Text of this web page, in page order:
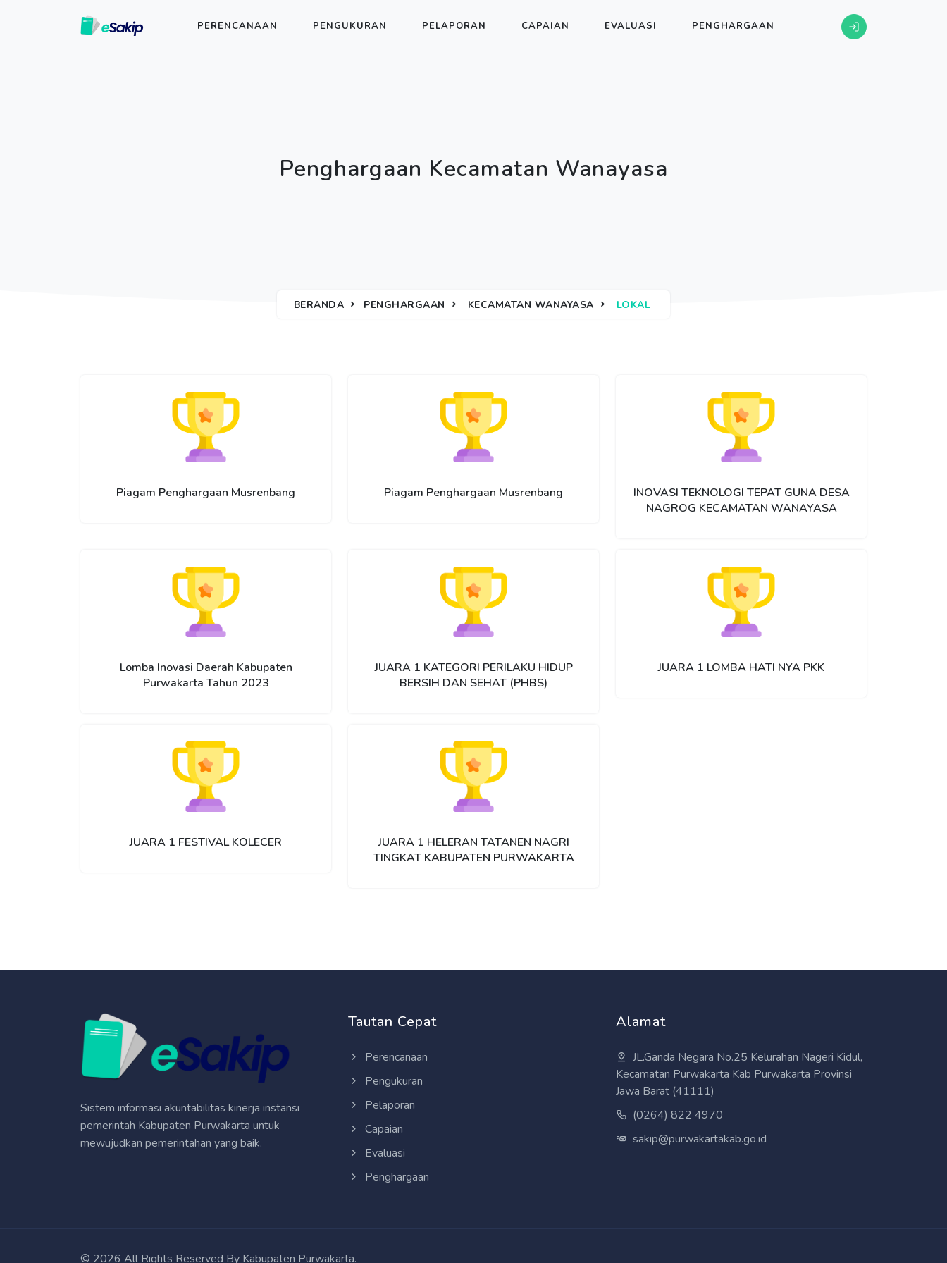
PERENCANAAN PENGUKURAN PELAPORAN CAPAIAN EVALUASI PENGHARGAAN
Penghargaan Kecamatan Wanayasa
BERANDA PENGHARGAAN KECAMATAN WANAYASA LOKAL
Piagam Penghargaan Musrenbang Piagam Penghargaan Musrenbang
INOVASI TEKNOLOGI TEPAT GUNA DESA
NAGROG KECAMATAN WANAYASA
Lomba Inovasi Daerah Kabupaten
Purwakarta Tahun 2023
JUARA 1 KATEGORI PERILAKU HIDUP
BERSIH DAN SEHAT (PHBS)
JUARA 1 LOMBA HATI NYA PKK
JUARA 1 FESTIVAL KOLECER
JUARA 1 HELERAN TATANEN NAGRI
TINGKAT KABUPATEN PURWAKARTA
Sistem informasi akuntabilitas kinerja instansi
pemerintah Kabupaten Purwakarta untuk
mewujudkan pemerintahan yang baik.
Tautan Cepat
Perencanaan
Pengukuran
Pelaporan
Capaian
Evaluasi
Penghargaan
Alamat
JL.Ganda Negara No.25 Kelurahan Nageri Kidul,
Kecamatan Purwakarta Kab Purwakarta Provinsi
Jawa Barat (41111)
(0264) 822 4970
sakip@purwakartakab.go.id
© 2026 All Rights Reserved By Kabupaten Purwakarta.